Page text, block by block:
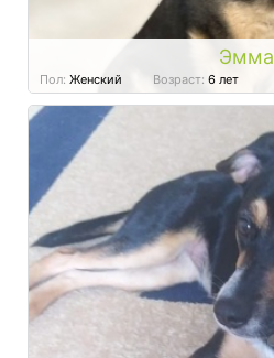
Эмма
Пол: Женский Возраст: 6 лет